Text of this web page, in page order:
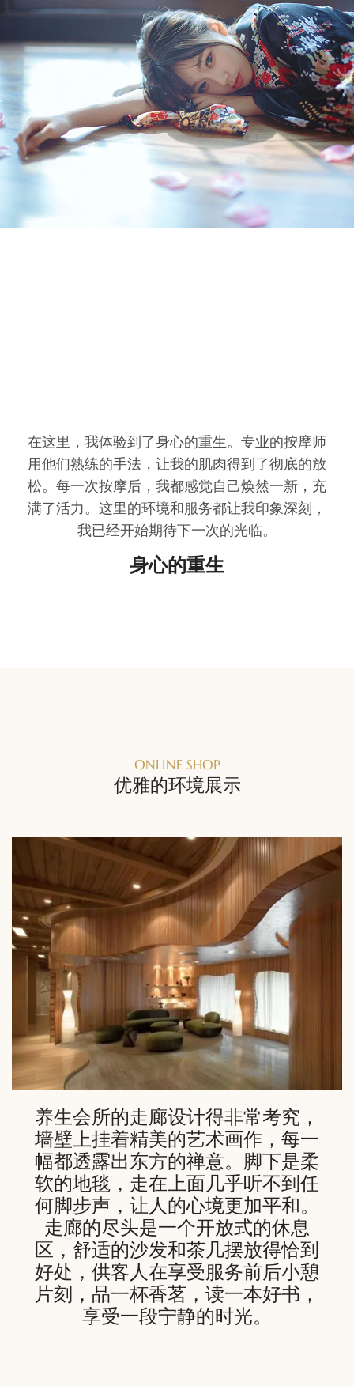
在这里，我体验到了身心的重生。专业的按摩师
用他们熟练的手法，让我的肌肉得到了彻底的放
松。每一次按摩后，我都感觉自己焕然一新，充
满了活力。这里的环境和服务都让我印象深刻，
我已经开始期待下一次的光临。
身心的重生
ONLINE SHOP
优雅的环境展示
养生会所的走廊设计得非常考究，
墙壁上挂着精美的艺术画作，每一
幅都透露出东方的禅意。脚下是柔
软的地毯，走在上面几乎听不到任
何脚步声，让人的心境更加平和。
走廊的尽头是一个开放式的休息
区，舒适的沙发和茶几摆放得恰到
好处，供客人在享受服务前后小憩
片刻，品一杯香茗，读一本好书，
享受一段宁静的时光。